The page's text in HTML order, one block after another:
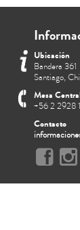
Ubicación
Bandera 361
Santiago,
Mesa
+56 2 2928
Contacto